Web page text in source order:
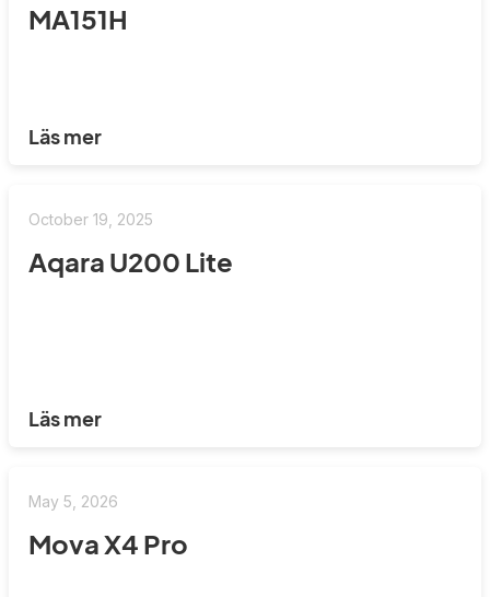
MA151H
Läs mer
October 19, 2025
Aqara U200 Lite
Läs mer
May 5, 2026
Mova X4 Pro